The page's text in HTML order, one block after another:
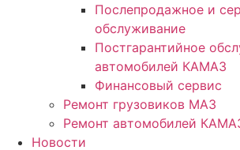
Послепродажное и
обслуживание
Постгарантийное
автомобилей КАМАЗ
Финансовый сервис
Ремонт грузовиков МАЗ
Ремонт автомобилей
Новости